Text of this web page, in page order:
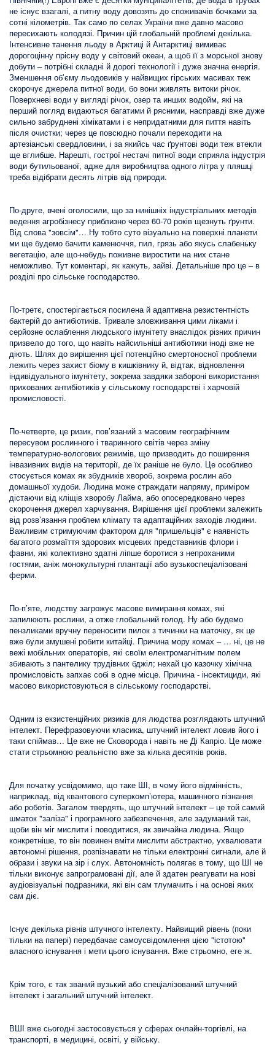
не існує взагалі, а питну воду довозять до споживачів бочками за
сотні кілометрів. Так само по селах України вже давно масово
пересихають колодязі. Причин цій глобальній проблемі декілька.
Інтенсивне танення льоду в Арктиці й Антарктиці вимиває
дорогоцінну прісну воду у світовий океан, а щоб її з морської знову
добути – потрібні складні й дорогі технології і дуже значна енергія.
Зменшення об’єму льодовиків у найвищих гірських масивах теж
скорочує джерела питної води, бо вони живлять витоки річок.
Поверхневі води у вигляді річок, озер та инших водойм, які на
перший погляд видаються багатими й рясними, насправді вже дуже
сильно забруднені хімікатами і є непридатними для пиття навіть
після очистки; через це повсюдно почали переходити на
артезіанські свердловини, і за якийсь час ґрунтові води теж втекли
ще вглибше. Нарешті, гострої нестачі питної води сприяла індустрія
води бутильованої, адже для виробництва одного літра у пляшці
треба відібрати десять літрів від природи.
По-друге, вчені оголосили, що за нинішніх індустріальних методів
ведення агробізнесу приблизно через 60-70 років щезнуть ґрунти.
Від слова "зовсім"… Ну тобто суто візуально на поверхні планети
ми ще будемо бачити каменюччя, пил, грязь або якусь слабеньку
вегетацію, але що-небудь поживне виростити на них стане
неможливо. Тут коментарі, як кажуть, зайві. Детальніше про це – в
розділі про сільське господарство.
По-третє, спостерігається посилена й адаптивна резистентність
бактерій до антибіотиків. Тривале зловживання цими ліками і
серйозне ослаблення людського імунітету внаслідок різних причин
призвело до того, що навіть найсильніші антибіотики іноді вже не
діють. Шлях до вирішення цієї потенційно смертоносної проблеми
лежить через захист біому в кишківнику й, відтак, відновлення
індивідуального імунітету, зокрема завдяки забороні використання
прихованих антибіотиків у сільському господарстві і харчовій
промисловості.
По-четверте, це ризик, пов’язаний з масовим географічним
пересувом рослинного і тваринного світів через зміну
температурно-вологових режимів, що призводить до поширення
інвазивних видів на території, де їх раніше не було. Це особливо
стосується комах як збудників хвороб, зокрема рослин або
домашньої худоби. Людина може страждати напряму, приміром
дістаючи від кліщів хворобу Лайма, або опосередковано через
скорочення джерел харчування. Вирішення цієї проблеми залежить
від розв’язання проблем клімату та адаптаційних заходів людини.
Важливим стримуючим фактором для "пришельців" є наявність
багатого розмаїття здорових місцевих представників флори і
фавни, які колективно здатні ліпше боротися з непроханими
гостями, аніж монокультурні плантації або вузькоспеціалізовані
ферми.
По-п’яте, людству загрожує масове вимирання комах, які
запилюють рослини, а отже глобальний голод. Ну або будемо
пензликами вручну переносити пилок з тичинки на маточку, як це
вже були змушені робити китайці. Причина мору комах – … ні, це не
вежі мобільних операторів, які своїм електромагнітним полем
збивають з пантелику трудівних бджіл; нехай цю казочку хімічна
промисловість запхає собі в одне місце. Причина - інсектициди, які
масово використовуються в сільському господарстві.
Одним із екзистенційних ризиків для людства розглядають штучний
інтелект. Перефразовуючи класика, штучний інтелект ловив його і
таки спіймав… Це вже не Сковорода і навіть не Ді Капріо. Це може
стати стрьомною реальністю вже за кілька десятків років.
Для початку усвідомимо, що таке ШІ, в чому його відмінність,
наприклад, від квантового суперкомп’ютера, машинного пізнання
або роботів. Загалом твердять, що штучний інтелект – це той самий
шматок "заліза" і програмного забезпечення, але задуманий так,
щоби він міг мислити і поводитися, як звичайна людина. Якщо
конкретніше, то він повинен вміти мислити абстрактно, ухвалювати
автономні рішення, розпізнавати не тільки електронні сигнали, але й
образи і звуки на зір і слух. Автономність полягає в тому, що ШІ не
тільки виконує запрограмовані дії, але й здатен реагувати на нові
аудіовізуальні подразники, які він сам тлумачить і на основі яких
сам діє.
Існує декілька рівнів штучного інтелекту. Найвищий рівень (поки
тільки на папері) передбачає самоусвідомлення цією "істотою"
власного існування і мети цього існування. Вже стрьомно, еге ж.
Крім того, є так званий вузький або спеціалізований штучний
інтелект і загальний штучний інтелект.
ВШІ вже сьогодні застосовується у сферах онлайн-торгівлі, на
транспорті, в медицині, освіті, у війську.